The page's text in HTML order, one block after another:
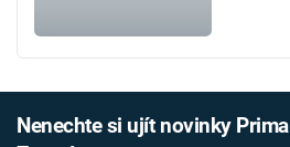
Nenechte si ujít novinky Prima